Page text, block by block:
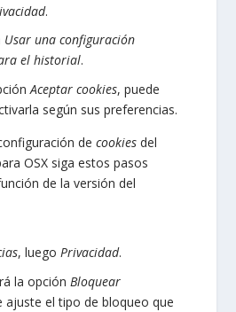
.
Usar una configuración
el historial.
Aceptar cookies, puede
según sus preferencias.
decookies del
OSX siga estos pasos
de la versión del
, luegoPrivacidad.
la opciónBloquear
ajuste el tipo de bloqueo que